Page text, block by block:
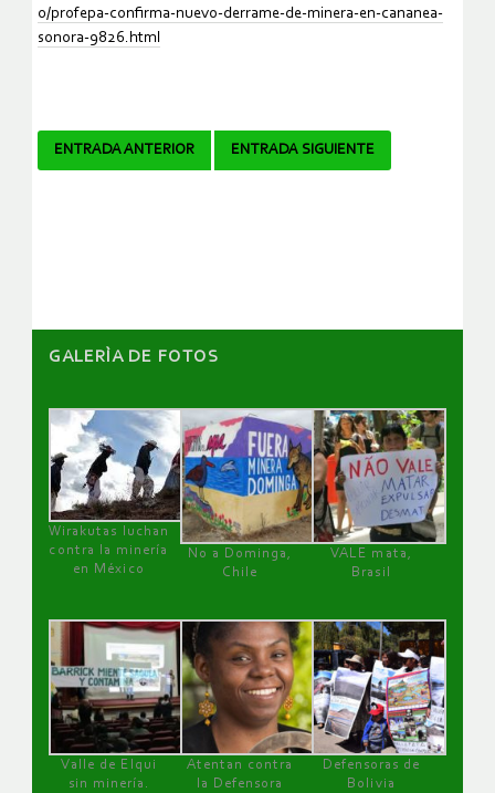
0/profepa-confirma-nuevo-derrame-de-minera-en-cananea-
sonora-9826.html
Navegador
ENTRADA ANTERIOR ENTRADA SIGUIENTE
GALERÌA DE FOTOS
Wirakutas luchan
contra la minería
en México
No a Dominga,
Chile
VALE mata,
Brasil
Valle de Elqui
sin minería.
Atentan contra
la Defensora
Defensoras de
Bolivia